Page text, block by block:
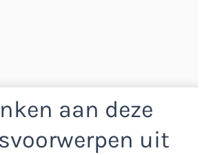
aan deze
uit